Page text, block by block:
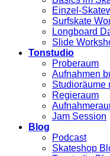
Einzel-
Surfskate
Longboard
Slide
Tonstudio
Proberaum
Aufnahmen
Studioräume
Regieraum
Jam Session
Blog
Podcast
Skateshop